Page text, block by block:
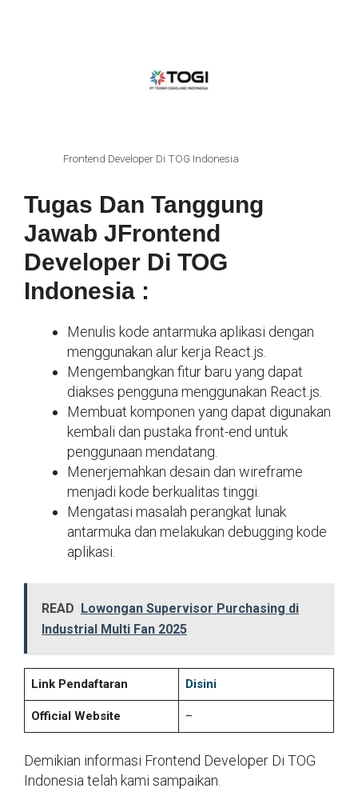
Frontend Developer Di TOG Indonesia
Tugas Dan Tanggung
Jawab JFrontend
Developer Di TOG
Indonesia :
Menulis kode antarmuka aplikasi dengan
menggunakan alur kerja React.js.
Mengembangkan fitur baru yang dapat
diakses pengguna menggunakan React.js.
Membuat komponen yang dapat digunakan
kembali dan pustaka front-end untuk
penggunaan mendatang.
Menerjemahkan desain dan wireframe
menjadi kode berkualitas tinggi.
Mengatasi masalah perangkat lunak
antarmuka dan melakukan debugging kode
aplikasi.
READ Lowongan Supervisor Purchasing di
Industrial Multi Fan 2025
Link Pendaftaran Disini
Official Website –
Demikian informasi Frontend Developer Di TOG
Indonesia telah kami sampaikan.